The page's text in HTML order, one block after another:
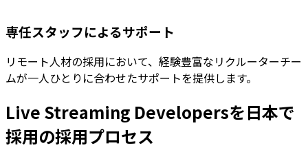
専任スタッフによるサポート
リモート人材の採用において、経験豊富なリクルーターチー
ムが一人ひとりに合わせたサポートを提供します。
Live Streaming Developersを日本で
採用の採用プロセス